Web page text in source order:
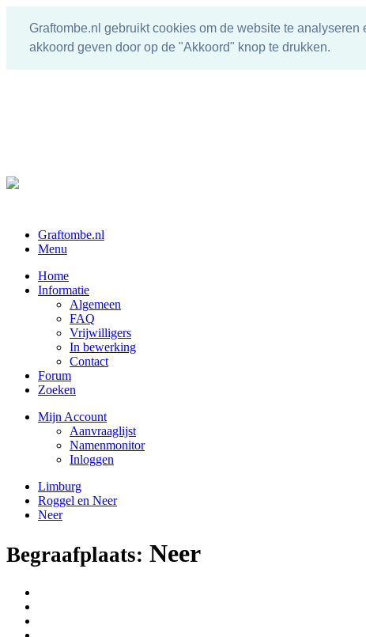
Graftombe.nl gebruikt cookies om de website te
akkoord geven door op de "Akkoord" knop te drukken.
Graftombe.nl
Menu
Home
Informatie
Algemeen
FAQ
Vrijwilligers
In bewerking
Contact
Forum
Zoeken
Mijn Account
Aanvraaglijst
Namenmonitor
Inloggen
Limburg
Roggel en Neer
Neer
Begraafplaats: Neer